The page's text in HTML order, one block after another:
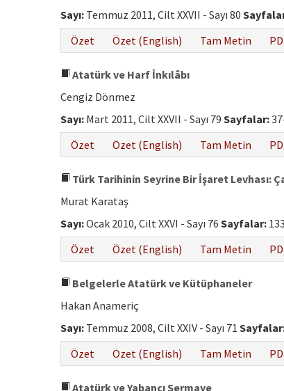
Sayı: Temmuz 2011, Cilt XXVII - Sayı 80
Özet
Özet (English) Tam Metin
Atatürk ve Harf İnkılâbı
Cengiz Dönmez
Sayı: Mart 2011, Cilt XXVII - Sayı 79 Sayfalar:
Özet
Özet (English) Tam Metin
Türk Tarihinin Seyrine Bir İşaret Levhası:
Murat Karataş
Sayı:Ocak 2010, Cilt XXVI - Sayı 76 Sayfalar:
Özet
Özet (English) Tam Metin
Belgelerle Atatürk ve Kütüphaneler
Hakan Anameriç
Sayı: Temmuz 2008, Cilt XXIV - Sayı 71
Özet
Özet (English) Tam Metin
Atatürk ve Yabancı Sermaye